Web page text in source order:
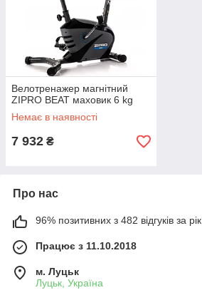
Велотренажер магнітний
ZIPRO BEAT маховик 6 kg
Немає в наявності
7 932 ₴
Про нас
96% позитивних з 482 відгуків за рік
Працює з 11.10.2018
м. Луцьк
Луцьк, Україна